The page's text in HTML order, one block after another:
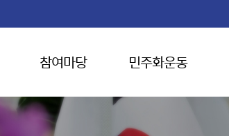
참여마당 민주화운동